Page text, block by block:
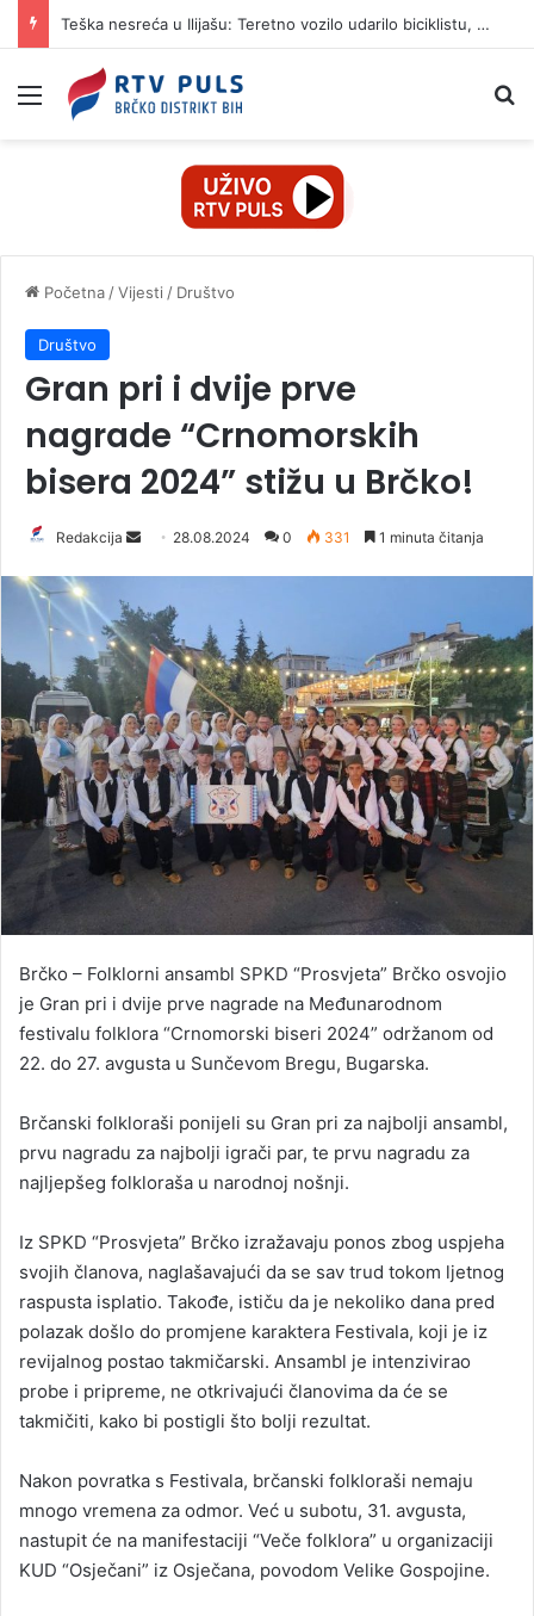
Teška nesreća u Ilijašu: Teretno vozilo udarilo biciklistu, 75-godišnjak zadržan u bolnici
Izbornik
Početna /Vijesti / Društvo
Društvo
Gran pri i dvije prve
nagrade “Crnomorskih
bisera 2024” stižu u Brčko!
Redakcija
d
a
n
e
m
a
l
28.08.2024 0 331 1 minuta čitanja
Brčko – Folklorni ansambl SPKD “Prosvjeta” Brčko osvojio
je Gran pri i dvije prve nagrade na Međunarodnom
festivalu folklora “Crnomorski biseri 2024” održanom od
22. do 27. avgusta u Sunčevom Bregu, Bugarska.
Brčanski folkloraši ponijeli su Gran pri za najbolji ansambl,
prvu nagradu za najbolji igrači par, te prvu nagradu za
najljepšeg folkloraša u narodnoj nošnji.
Iz SPKD “Prosvjeta” Brčko izražavaju ponos zbog uspjeha
svojih članova, naglašavajući da se sav trud tokom ljetnog
raspusta isplatio. Takođe, ističu da je nekoliko dana pred
polazak došlo do promjene karaktera Festivala, koji je iz
revijalnog postao takmičarski. Ansambl je intenzivirao
probe i pripreme, ne otkrivajući članovima da će se
takmičiti, kako bi postigli što bolji rezultat.
Nakon povratka s Festivala, brčanski folkloraši nemaju
mnogo vremena za odmor. Već u subotu, 31. avgusta,
nastupit će na manifestaciji “Veče folklora” u organizaciji
KUD “Osječani” iz Osječana, povodom Velike Gospojine.